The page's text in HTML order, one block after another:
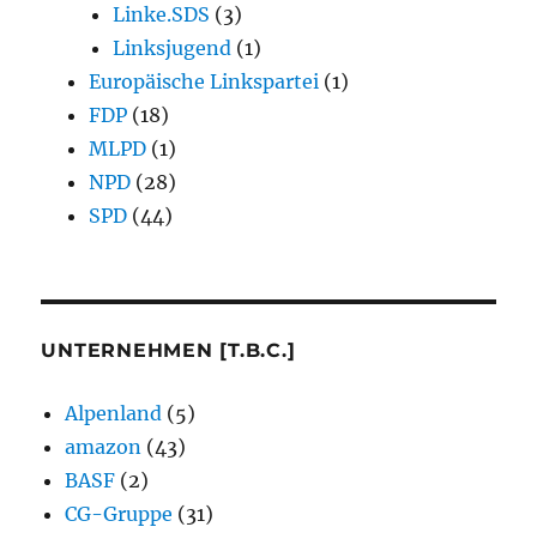
Linke.SDS (3)
Linksjugend (1)
Europäische Linkspartei (1)
FDP (18)
MLPD (1)
NPD (28)
SPD (44)
UNTERNEHMEN [T.B.C.]
Alpenland (5)
amazon (43)
BASF (2)
CG-Gruppe (31)